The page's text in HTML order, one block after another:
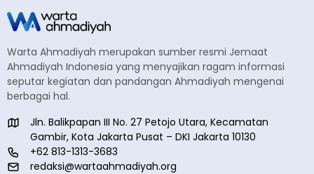
Warta Ahmadiyah merupakan sumber resmi Jemaat
Ahmadiyah Indonesia yang menyajikan ragam informasi
seputar kegiatan dan pandangan Ahmadiyah mengenai
berbagai hal.
Jln. Balikpapan III No. 27 Petojo Utara, Kecamatan
Gambir, Kota Jakarta Pusat – DKI Jakarta 10130
+62 813-1313-3683
redaksi@wartaahmadiyah.org